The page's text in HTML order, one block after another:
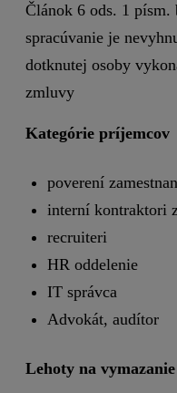
Článok 6 ods. 1
spracúvanie je
dotknutej osoby
zmluvy
Kategórie príjemcov
poverení
interní kontraktori
recruiteri
HR oddelenie
IT správca
Advokát, audítor
Lehoty na